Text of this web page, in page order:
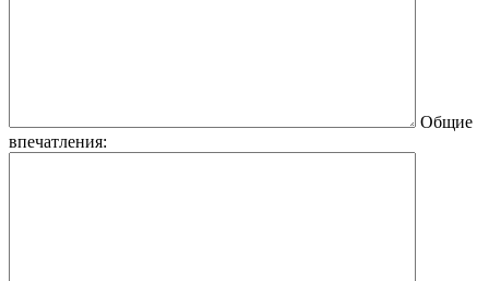
Общие
впечатления: